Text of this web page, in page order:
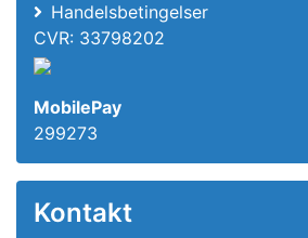
Handelsbetingelser
CVR: 33798202
MobilePay
299273
Kontakt